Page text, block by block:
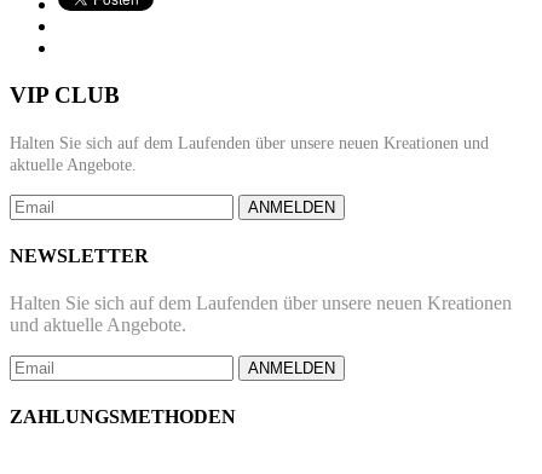
VIP CLUB
Halten Sie sich auf dem Laufenden über unsere neuen Kreationen und
aktuelle Angebote.
ANMELDEN
NEWSLETTER
Halten Sie sich auf dem Laufenden über unsere neuen Kreationen
und aktuelle Angebote.
ANMELDEN
ZAHLUNGSMETHODEN